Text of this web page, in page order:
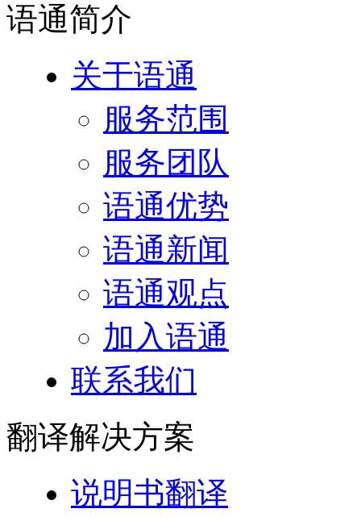
语通简介
关于语通
服务范围
服务团队
语通优势
语通新闻
语通观点
加入语通
联系我们
翻译解决方案
说明书翻译